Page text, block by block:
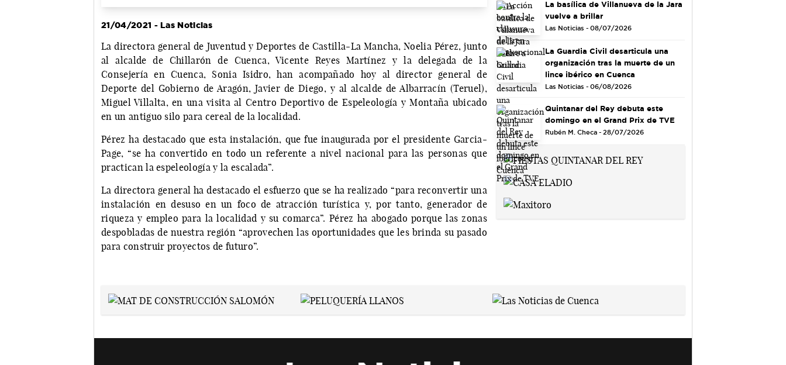
21/04/2021 - Las Noticias
La directora general de Juventud y Deportes de Castilla-La Mancha, Noelia Pérez, junto
al alcalde de Chillarón de Cuenca, Vicente Reyes Martínez y la delegada de la
Consejería en Cuenca, Sonia Isidro, han acompañado hoy al director general de
Deporte del Gobierno de Aragón, Javier de Diego, y al alcalde de Albarracín (Teruel),
Miguel Villalta, en una visita al Centro Deportivo de Espeleología y Montaña ubicado
en un antiguo silo para cereal de la localidad.
Pérez ha destacado que esta instalación, que fue inaugurada por el presidente Garcia-
Page, “se ha convertido en todo un referente a nivel nacional para las personas que
practican la espeleología y la escalada”.
La directora general ha destacado el esfuerzo que se ha realizado “para reconvertir una
instalación en desuso en un foco de atracción turística y, por tanto, generador de
riqueza y empleo para la localidad y su comarca”. Pérez ha abogado porque las zonas
despobladas de nuestra región “aprovechen las oportunidades que les brinda su pasado
para construir proyectos de futuro”.
La basílica de Villanueva de la Jara
vuelve a brillar
Las Noticias - 08/07/2026
La Guardia Civil desarticula una
organización tras la muerte de un
lince ibérico en Cuenca
Las Noticias - 06/08/2026
Quintanar del Rey debuta este
domingo en el Grand Prix de TVE
Rubén M. Checa - 28/07/2026